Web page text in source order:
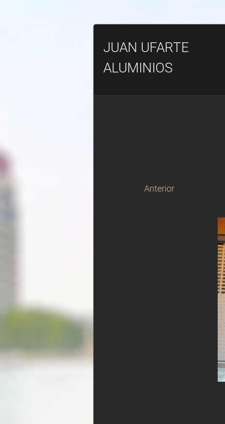
JUAN UFARTE
ALUMINIOS
Anterior